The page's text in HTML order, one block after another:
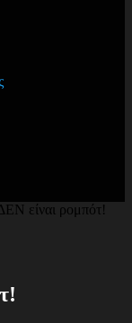
είναι ρομπότ!